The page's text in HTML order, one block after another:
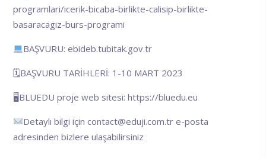
programlari/icerik-bicaba-birlikte-calisip-birlikte-
basaracagiz-burs-programi
BAŞVURU:ebideb.tubitak.gov.tr
🗓BAŞVURU TARİHLERİ: 1-10 MART 2023
🖥BLUEDU proje web sitesi: https://bluedu.eu
Detaylı bilgi içincontact@eduji.com.tr e-posta
adresinden bizlere ulaşabilirsiniz